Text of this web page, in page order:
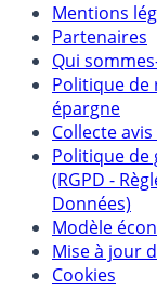
Mentions
Partenaires
Qui
Politique de
épargne
Collecte
Politique de
(RGPD -
Données)
Modèle
Mise à jour
Cookies